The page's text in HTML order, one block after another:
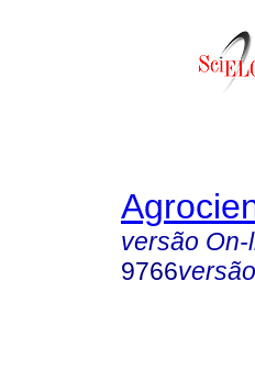
versão On-
9766